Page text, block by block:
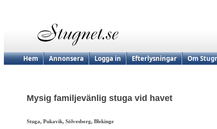
Hem Annonsera Logga in Efterlysningar Om
Mysig familjevänlig stuga vid havet
Stuga, Pukavik, Sölvesborg, Blekinge